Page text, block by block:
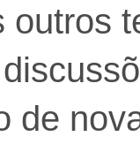
outros
de